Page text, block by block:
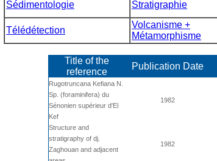
Sédimentologie Stratigraphie
Télédétection
Volcanisme +
Métamorphisme
Title of the
reference
Publication Date
Rugotruncana Kefiana N.
Sp. (foraminifera) du
Sénonien supérieur d'El
Kef
1982
Structure and
stratigraphy of dj.
Zaghouan and adjacent
1982